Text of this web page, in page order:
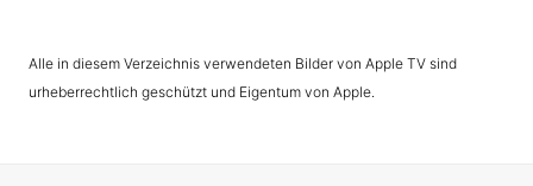
Alle in diesem Verzeichnis verwendeten Bilder von Apple TV sind
urheberrechtlich geschützt und Eigentum von Apple.